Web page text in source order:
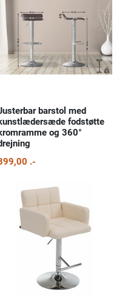
barstol med
kunstlædersæde fodstøtte
kromramme og 360°
.-